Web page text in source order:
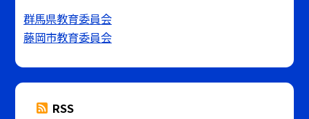
群馬県教育委員会
藤岡市教育委員会
RSS